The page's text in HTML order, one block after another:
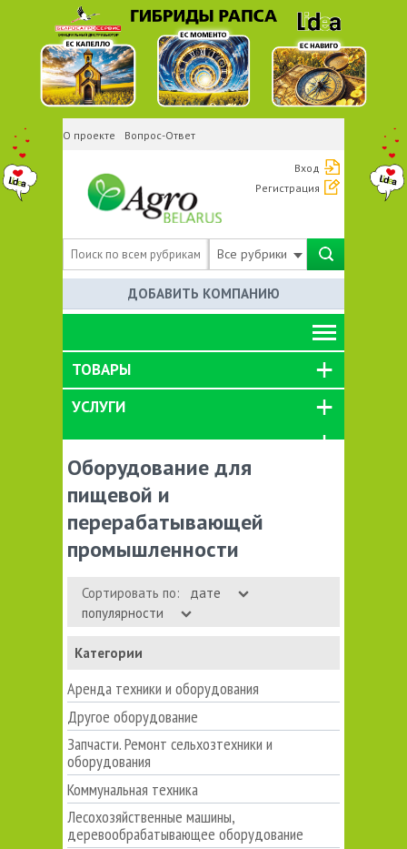
О проекте Вопрос-Ответ
Вход
Регистрация
Все рубрики
ДОБАВИТЬ КОМПАНИЮ
ТОВАРЫ
УСЛУГИ
Оборудование для
пищевой и
перерабатывающей
промышленности
Сортировать по:
дате
популярности
Категории
Аренда техники и оборудования
Другое оборудование
Запчасти. Ремонт сельхозтехники и
оборудования
Коммунальная техника
Лесохозяйственные машины,
деревообрабатывающее оборудование